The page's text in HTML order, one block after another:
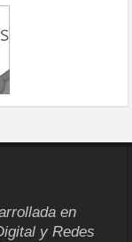
en
y Redes